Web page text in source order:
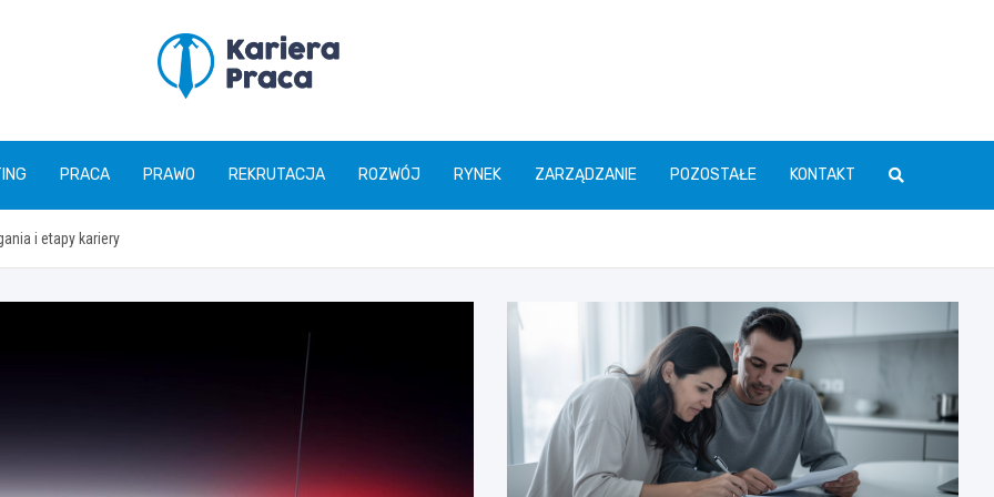
karierapraca.pl
PRACA PRAWO REKRUTACJA ROZWÓJ RYNEK ZARZĄDZANIE POZOSTAŁE KONTAKT
i etapy kariery